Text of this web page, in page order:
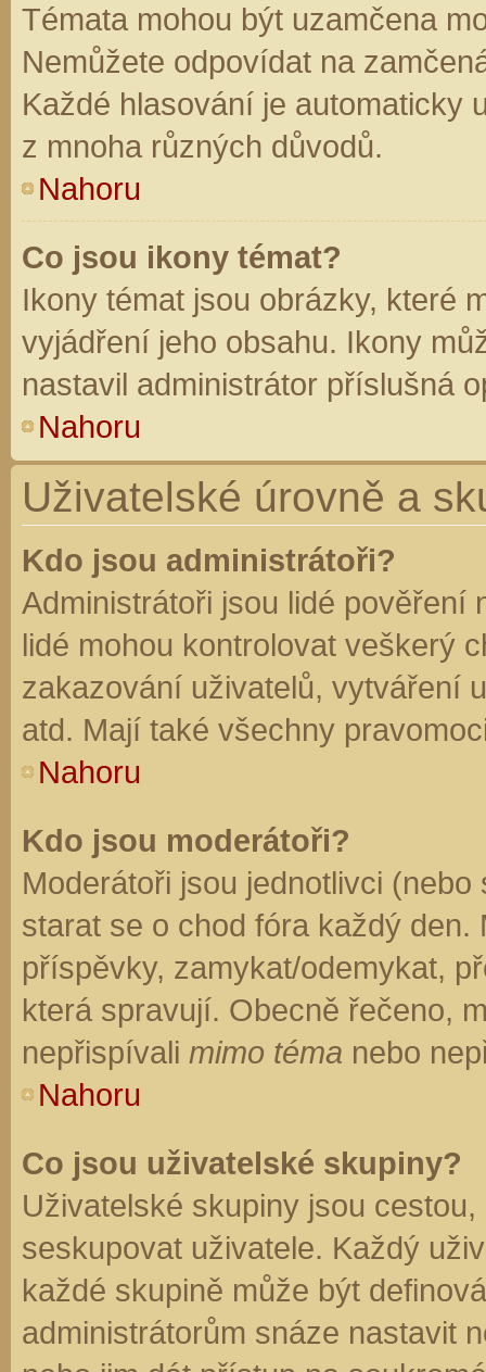
Témata mohou být uzamčena
Nemůžete odpovídat na
Každé hlasování je automaticky
z mnoha různých důvodů.
Nahoru
Co jsou ikony témat?
Ikony témat jsou obrázky, které
vyjádření jeho obsahu. Ikony
nastavil administrátor příslušná
Nahoru
Uživatelské úrovně a
Kdo jsou administrátoři?
Administrátoři jsou lidé pověření
lidé mohou kontrolovat veškerý
zakazování uživatelů, vytváření
atd. Mají také všechny
Nahoru
Kdo jsou moderátoři?
Moderátoři jsou jednotlivci
starat se o chod fóra každý
příspěvky, zamykat/odemykat,
která spravují. Obecně řečeno,
nepřispívali mimo téma nebo
Nahoru
Co jsou uživatelské skupiny?
Uživatelské skupiny jsou
seskupovat uživatele. Každý
každé skupině může být
administrátorům snáze nastavit